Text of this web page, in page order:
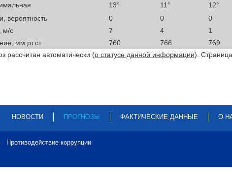
13° 11° 12°
вероятность
0 0 0
м/с
7 4 1
мм рт.ст
760 766 769
рассчитан автоматически (о статусе данной информации).
НОВОСТИ ПРОГНОЗЫ ФАКТИЧЕСКИЕ ДАННЫЕ О
Противодействие коррупции